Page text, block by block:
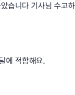
습니다 기사님 수고하
에 적합해요.